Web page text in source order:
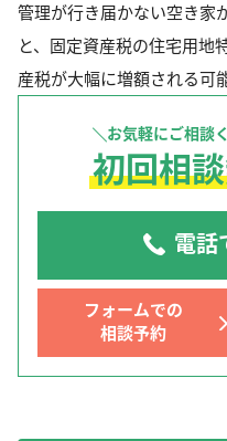
管理が行き届かない空き家
と、固定資産税の住宅用地
産税が大幅に増額される可
お気軽にご相談
初回相
電話
フォームでの
相談予約